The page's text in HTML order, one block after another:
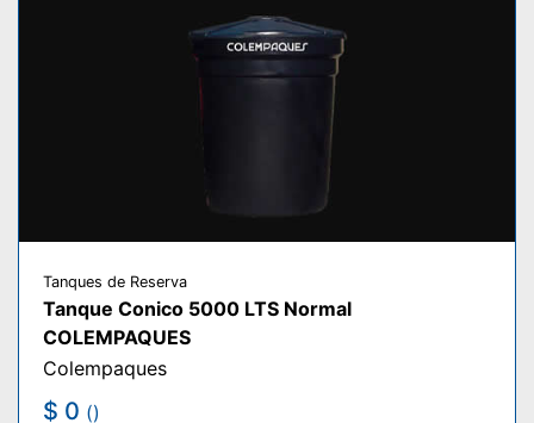
Tanques de Reserva
Tanque Conico 5000 LTS Normal
COLEMPAQUES
Colempaques
$ 0 ()